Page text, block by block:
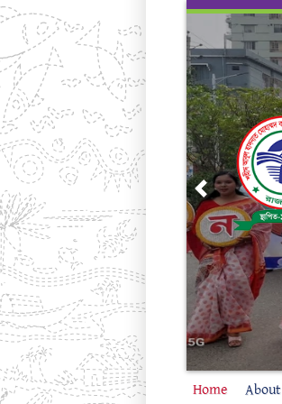
Skip
content
Previous
Home About